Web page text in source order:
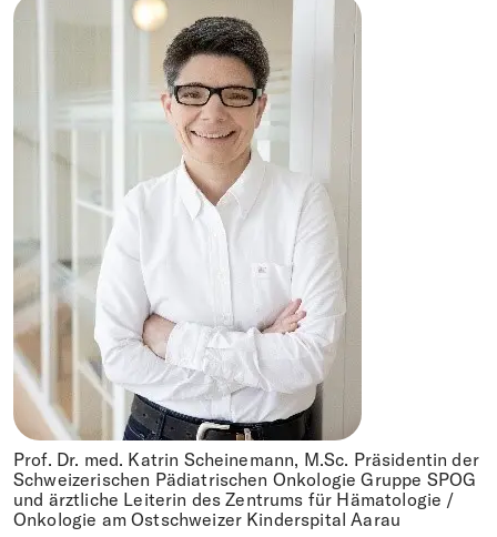
Prof. Dr. med. Katrin Scheinemann, M.Sc. Präsidentin der
Schweizerischen Pädiatrischen Onkologie Gruppe SPOG
und ärztliche Leiterin des Zentrums für Hämatologie /
Onkologie am Ostschweizer Kinderspital Aarau